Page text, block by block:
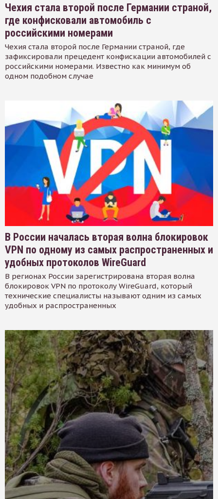
Чехия стала второй после Германии страной,
где конфисковали автомобиль с
российскими номерами
Чехия стала второй после Германии страной, где
зафиксировали прецедент конфискации автомобилей с
российскими номерами. Известно как минимум об
одном подобном случае
В России началась вторая волна блокировок
VPN по одному из самых распространенных и
удобных протоколов WireGuard
В регионах России зарегистрирована вторая волна
блокировок VPN по протоколу WireGuard, который
технические специалисты называют одним из самых
удобных и распространенных